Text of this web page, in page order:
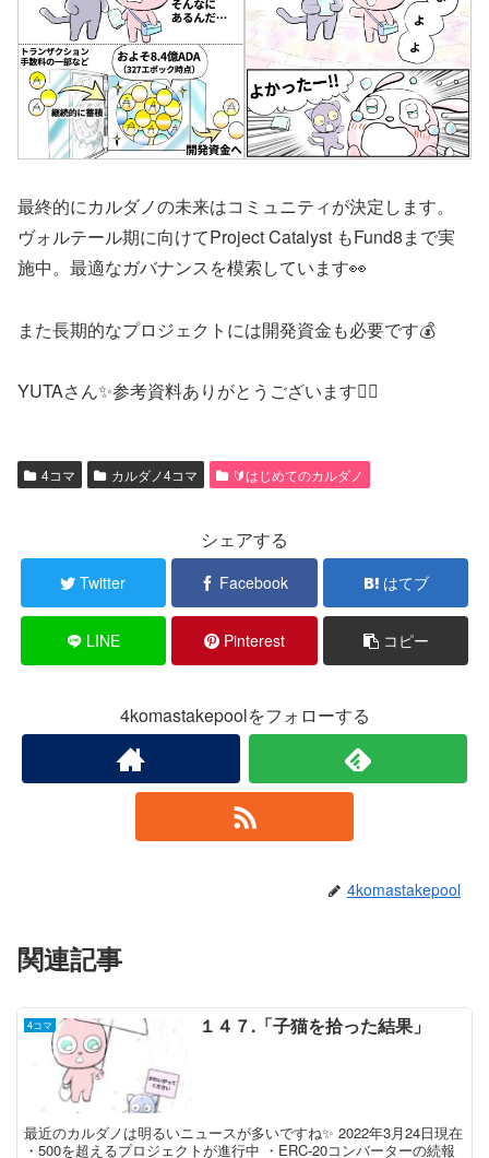
最終的にカルダノの未来はコミュニティが決定します。
ヴォルテール期に向けてProject Catalyst もFund8まで実
施中。最適なガバナンスを模索しています👀
また長期的なプロジェクトには開発資金も必要です💰
YUTAさん✨参考資料ありがとうございます🙇‍♂️
4コマ カルダノ4コマ 🔰はじめてのカルダノ
シェアする
Twitter Facebook はてブ
LINE Pinterest コピー
4komastakepoolをフォローする
4komastakepool
関連記事
4コマ １４７.「子猫を拾った結果」
最近のカルダノは明るいニュースが多いですね✨ 2022年3月24日現在
・500を超えるプロジェクトが進行中 ・ERC-20コンバーターの続報